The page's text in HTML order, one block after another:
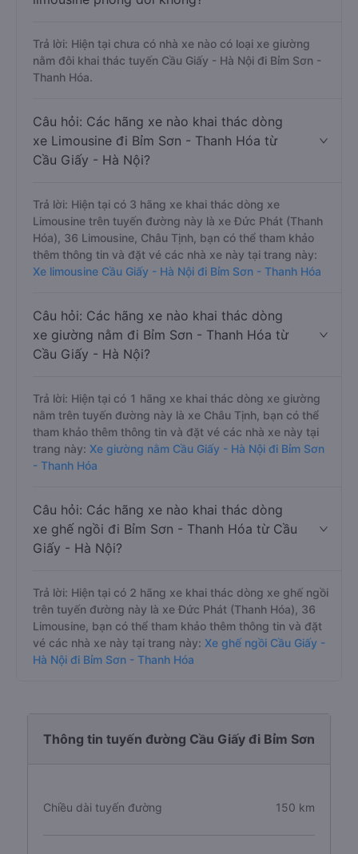
Trả lời: Hiện tại chưa có nhà xe nào có loại xe giường
nằm đôi khai thác tuyến Cầu Giấy - Hà Nội đi Bỉm Sơn -
Thanh Hóa.
Câu hỏi: Các hãng xe nào khai thác dòng
xe Limousine đi Bỉm Sơn - Thanh Hóa từ
Cầu Giấy - Hà Nội?
Trả lời: Hiện tại có 3 hãng xe khai thác dòng xe
Limousine trên tuyến đường này là xe Đức Phát (Thanh
Hóa), 36 Limousine, Châu Tịnh, bạn có thể tham khảo
thêm thông tin và đặt vé các nhà xe này tại trang này:
Xe limousine Cầu Giấy - Hà Nội đi Bỉm Sơn - Thanh Hóa
Câu hỏi: Các hãng xe nào khai thác dòng
xe giường nằm đi Bỉm Sơn - Thanh Hóa từ
Cầu Giấy - Hà Nội?
Trả lời: Hiện tại có 1 hãng xe khai thác dòng xe giường
nằm trên tuyến đường này là xe Châu Tịnh, bạn có thể
tham khảo thêm thông tin và đặt vé các nhà xe này tại
trang này: Xe giường nằm Cầu Giấy - Hà Nội đi Bỉm Sơn
- Thanh Hóa
Câu hỏi: Các hãng xe nào khai thác dòng
xe ghế ngồi đi Bỉm Sơn - Thanh Hóa từ Cầu
Giấy - Hà Nội?
Trả lời: Hiện tại có 2 hãng xe khai thác dòng xe ghế ngồi
trên tuyến đường này là xe Đức Phát (Thanh Hóa), 36
Limousine, bạn có thể tham khảo thêm thông tin và đặt
vé các nhà xe này tại trang này: Xe ghế ngồi Cầu Giấy -
Hà Nội đi Bỉm Sơn - Thanh Hóa
Thông tin tuyến đường Cầu Giấy đi Bỉm Sơn
Chiều dài tuyến đường 150 km